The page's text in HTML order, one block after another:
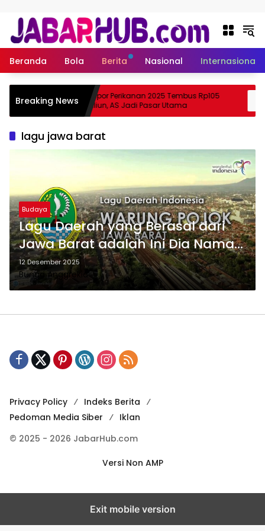
Beranda Bola Berita Nasional Internasional
Breaking News
Suzuki?
Ekspor Perikanan 2025 Tembus Rp105
Triliun, AS Jadi Pasar Utama
lagu jawa barat
Budaya
Lagu Daerah yang Berasal dari
Jawa Barat adalah Ini Dia Nama-
Nama Lagu Tradisional Populer
12 Desember 2025
Bunga Anggrekia
Privacy Policy
Indeks Berita
Pedoman Media Siber
Iklan
© 2025 - 2026 JabarHub.com
Versi Non AMP
Exit mobile version